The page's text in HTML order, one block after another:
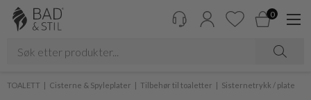
0
TOALETT Cisterne & Spyleplater Tilbehør til toaletter Sisternetrykk / plate